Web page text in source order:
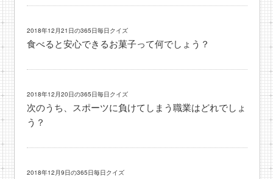
2018年12月21日の365日毎日クイズ
食べると安心できるお菓子って何でしょう？
2018年12月20日の365日毎日クイズ
次のうち、スポーツに負けてしまう職業はどれでしょ
う？
2018年12月9日の365日毎日クイズ